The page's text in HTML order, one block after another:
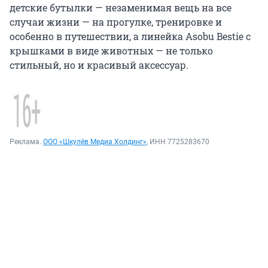
детские бутылки — незаменимая вещь на все
случаи жизни — на прогулке, тренировке и
особенно в путешествии, а линейка Asobu Bestie с
крышками в виде животных — не только
стильный, но и красивый аксессуар.
Реклама. ООО «Шкулёв Медиа Холдинг», ИНН 7725283670